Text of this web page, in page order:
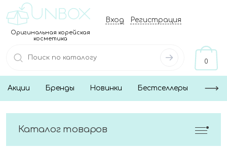
Оригинальная корейская
косметика
Вход Регистрация
0
Акции Бренды Новинки Бестселлеры
Каталог товаров